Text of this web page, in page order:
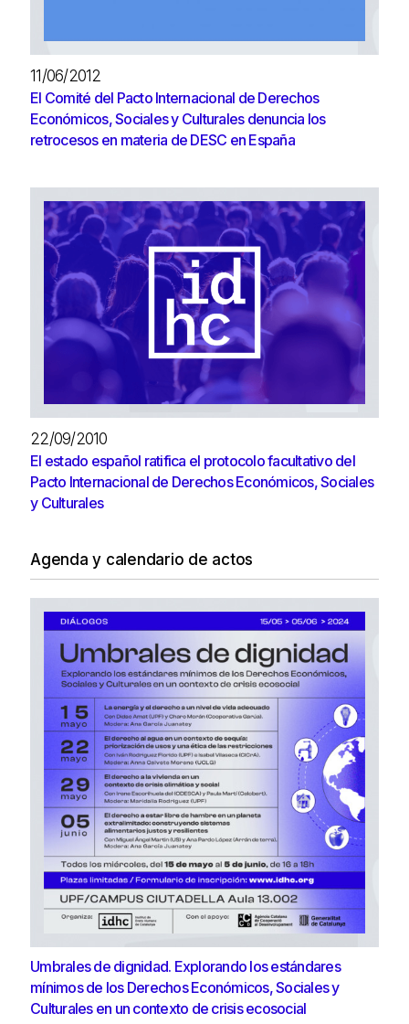
11/06/2012
El Comité del Pacto Internacional de Derechos
Económicos, Sociales y Culturales denuncia los
retrocesos en materia de DESC en España
22/09/2010
El estado español ratifica el protocolo facultativo del
Pacto Internacional de Derechos Económicos, Sociales
y Culturales
Agenda y calendario de actos
Umbrales de dignidad. Explorando los estándares
mínimos de los Derechos Económicos, Sociales y
Culturales en un contexto de crisis ecosocial